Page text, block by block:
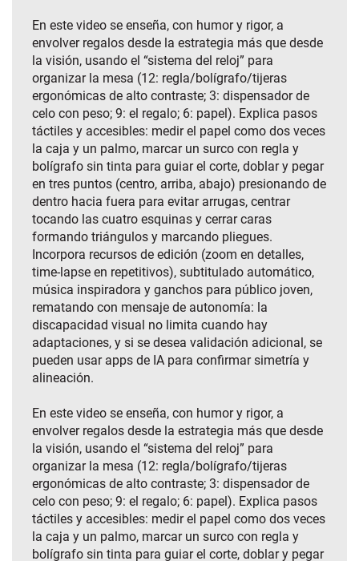
En este video se enseña, con humor y rigor, a
envolver regalos desde la estrategia más que desde
la visión, usando el “sistema del reloj” para
organizar la mesa (12: regla/bolígrafo/tijeras
ergonómicas de alto contraste; 3: dispensador de
celo con peso; 9: el regalo; 6: papel). Explica pasos
táctiles y accesibles: medir el papel como dos veces
la caja y un palmo, marcar un surco con regla y
bolígrafo sin tinta para guiar el corte, doblar y pegar
en tres puntos (centro, arriba, abajo) presionando de
dentro hacia fuera para evitar arrugas, centrar
tocando las cuatro esquinas y cerrar caras
formando triángulos y marcando pliegues.
Incorpora recursos de edición (zoom en detalles,
time‑lapse en repetitivos), subtitulado automático,
música inspiradora y ganchos para público joven,
rematando con mensaje de autonomía: la
discapacidad visual no limita cuando hay
adaptaciones, y si se desea validación adicional, se
pueden usar apps de IA para confirmar simetría y
alineación.
En este video se enseña, con humor y rigor, a
envolver regalos desde la estrategia más que desde
la visión, usando el “sistema del reloj” para
organizar la mesa (12: regla/bolígrafo/tijeras
ergonómicas de alto contraste; 3: dispensador de
celo con peso; 9: el regalo; 6: papel). Explica pasos
táctiles y accesibles: medir el papel como dos veces
la caja y un palmo, marcar un surco con regla y
bolígrafo sin tinta para guiar el corte, doblar y pegar